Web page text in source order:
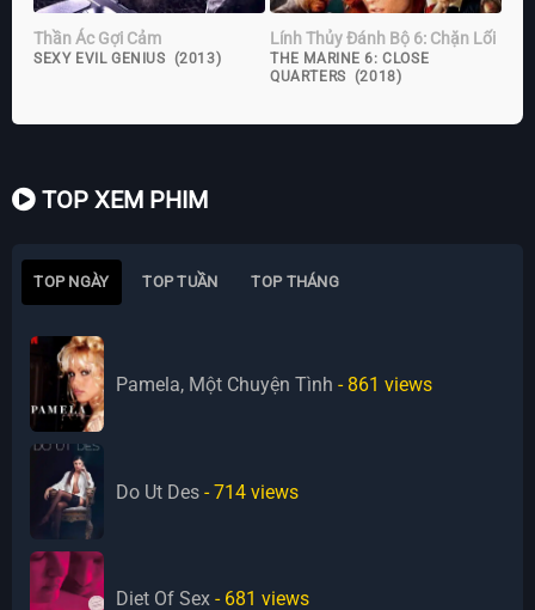
Thần Ác Gợi Cảm
SEXY EVIL GENIUS (2013)
Lính Thủy Đánh Bộ 6: Chặn Lối
THE MARINE 6: CLOSE
QUARTERS (2018)
TOP XEM PHIM
TOP NGÀY TOP TUẦN TOP THÁNG
Pamela, Một Chuyện Tình - 861 views
Do Ut Des - 714 views
Diet Of Sex - 681 views